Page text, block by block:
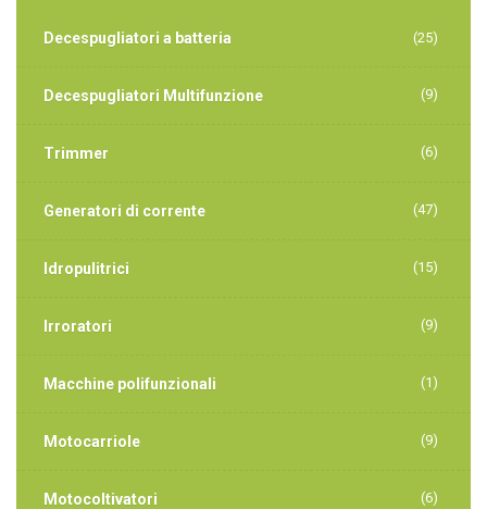
Decespugliatori a batteria (25)
Decespugliatori Multifunzione (9)
Trimmer (6)
Generatori di corrente (47)
Idropulitrici (15)
Irroratori (9)
Macchine polifunzionali (1)
Motocarriole (9)
Motocoltivatori (6)